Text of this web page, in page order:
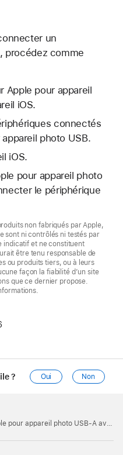
un
procédez comme
Apple pour appareil
iOS.
connectés
photo USB.
iOS.
pour appareil photo
le périphérique
non fabriqués par Apple,
sont ni contrôlés ni testés par
indicatif et ne constituent
être tenu responsable de
ou produits tiers, ou à leurs
façon la fiabilité d’un site
que ce dernier propose.
? Oui Non
photo USB-A avec des périphériques USB-A